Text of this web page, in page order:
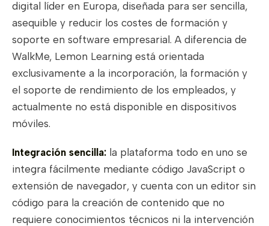
digital líder en Europa, diseñada para ser sencilla,
asequible y reducir los costes de formación y
soporte en software empresarial. A diferencia de
WalkMe, Lemon Learning está orientada
exclusivamente a la incorporación, la formación y
el soporte de rendimiento de los empleados, y
actualmente no está disponible en dispositivos
móviles.
Integración sencilla: la plataforma todo en uno se
integra fácilmente mediante código JavaScript o
extensión de navegador, y cuenta con un editor sin
código para la creación de contenido que no
requiere conocimientos técnicos ni la intervención